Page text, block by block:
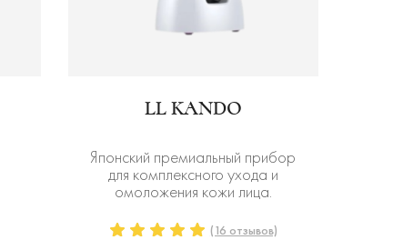
LL KANDO
Японский премиальный прибор
для комплексного ухода и
омоложения кожи лица.
(16 отзывов)